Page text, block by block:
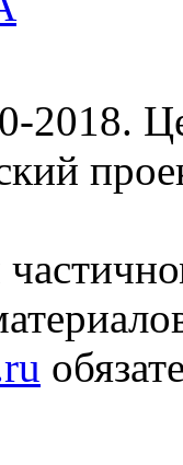
2018.